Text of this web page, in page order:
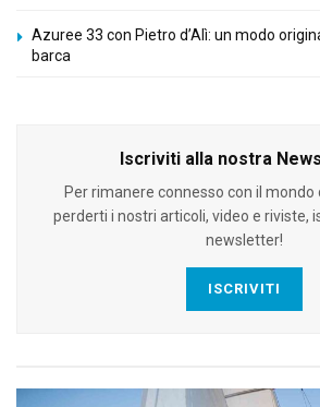
Azuree 33 con Pietro d’Alì: un modo
barca
Iscriviti alla nostra
Per rimanere connesso con il mondo
perderti i nostri articoli, video e riviste,
newsletter!
ISCRIVITI